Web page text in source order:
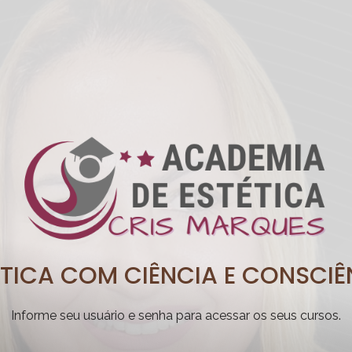
COM CIÊNCIA E
Informe seu usuário e senha para acessar os seus cursos.